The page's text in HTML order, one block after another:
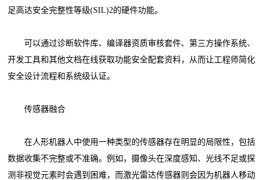
足高达安全完整性等级(SIL)2的硬件功能。
可以通过诊断软件库、编译器资质审核套件、第三方操作系统、
开发工具和其他文档在线获取功能安全配套资料，从而让工程师简化
安全设计流程和系统级认证。
传感器融合
在人形机器人中使用一种类型的传感器存在明显的局限性，包括
数据收集不完整或不准确。例如，摄像头在深度感知、光线不足或探
测非视觉元素时会遇到困难，而激光雷达传感器则会因为机器人移动